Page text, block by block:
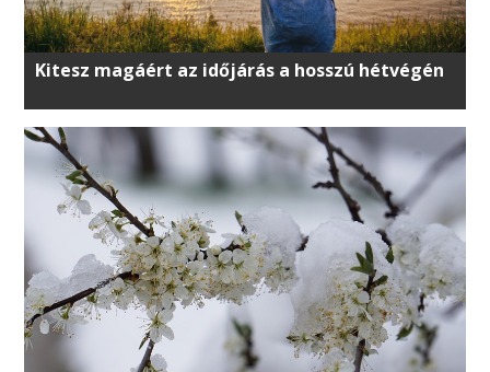
Kitesz magáért az időjárás a hosszú hétvégén